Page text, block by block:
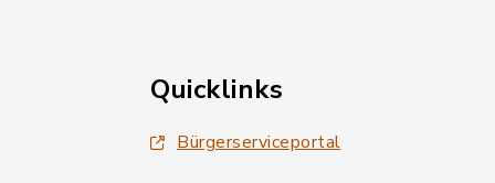
Quicklinks
Bürgerserviceportal